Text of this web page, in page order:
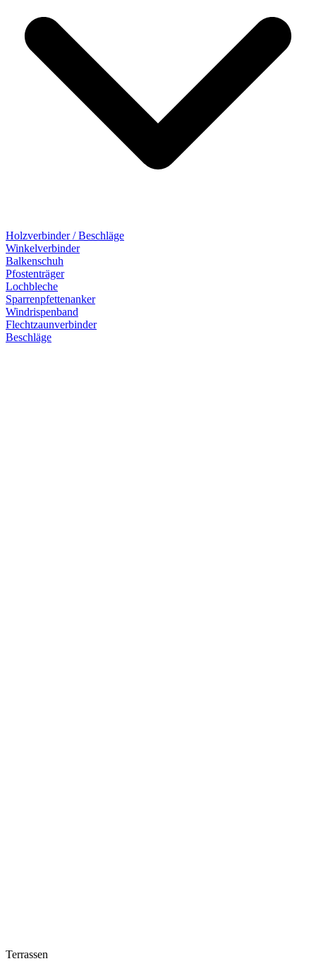
Holzverbinder / Beschläge
Winkelverbinder
Balkenschuh
Pfostenträger
Lochbleche
Sparrenpfettenanker
Windrispenband
Flechtzaunverbinder
Beschläge
Terrassen